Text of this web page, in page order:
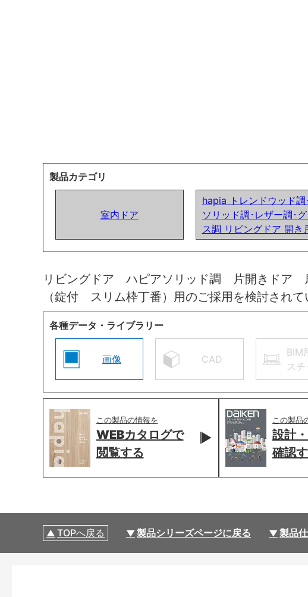
製品カテゴリ
室内ドア
hapia トレンドウッド調･
ソリッド調･レザー調･グ
ス調 リビングドア 開き
リビングドア ハピアソリッド調 片開きド
（錠付 スリム枠丁番）用のご採用を検討され
各種データ・ライブラリー
画像 CAD
BIM
ス
この製品の情報を
WEBカタログで
閲覧する
この製品
設計
確認
TOPへ戻る 製品シリーズページに戻る 製品